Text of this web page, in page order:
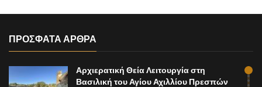
ΠΡΟΣΦΑΤΑ ΑΡΘΡΑ
Αρχιερατική Θεία Λειτουργία στη
Βασιλική του Αγίου Αχιλλίου Πρεσπών